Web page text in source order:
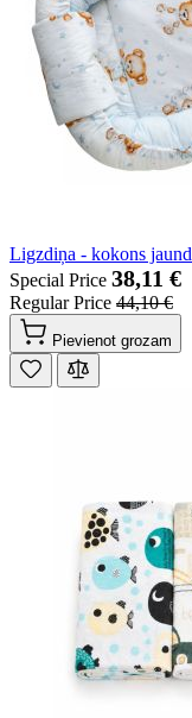
Ligzdiņa - kokons
Special Price 38,11 €
Regular Price 44,10 €
Pievienot grozam